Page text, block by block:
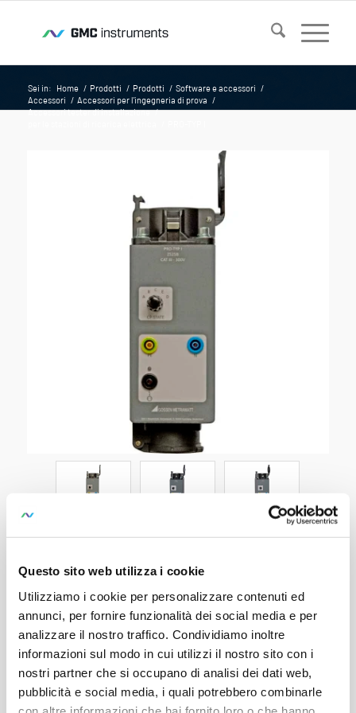
Questo sito web utilizza i cookie
Utilizziamo i cookie per personalizzare contenuti ed
annunci, per fornire funzionalità dei social media e per
analizzare il nostro traffico. Condividiamo inoltre
informazioni sul modo in cui utilizzi il nostro sito con i
nostri partner che si occupano di analisi dei dati web,
pubblicità e social media, i quali potrebbero combinarle
Sei in: Home / Prodotti / Prodotti / Software e accessori /
Accessori / Accessori per l'ingegneria di prova /
Accessori tester di installazione /
PRO-TYP I
SKU:Z525B
Adattatore di prova per stazioni di ricarica
elettrica (monofase, tipo 1) per PROFITEST